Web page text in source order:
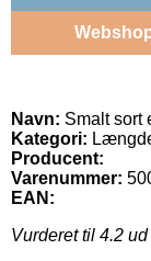
Navn: Smalt sort
Kategori:
Producent:
Varenummer:
EAN:
Vurderet til 4.2 ud